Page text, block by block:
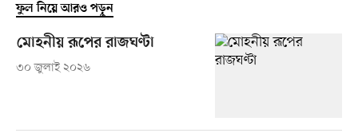
ফুল নিয়ে আরও পড়ুন
মোহনীয় রূপের রাজঘণ্টা
৩০ জুলাই ২০২৬